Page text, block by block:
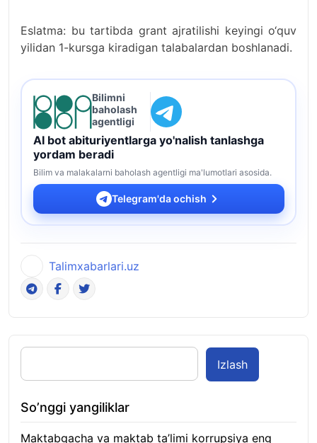
Eslatma: bu tartibda grant ajratilishi keyingi o‘quv
yilidan 1-kursga kiradigan talabalardan boshlanadi.
Bilimni
baholash
agentligi
AI bot abituriyentlarga yo'nalish tanlashga
yordam beradi
Bilim va malakalarni baholash agentligi ma'lumotlari asosida.
Telegram'da ochish
Talimxabarlari.uz
Izlash
So’nggi yangiliklar
Maktabgacha va maktab ta’limi korrupsiya eng